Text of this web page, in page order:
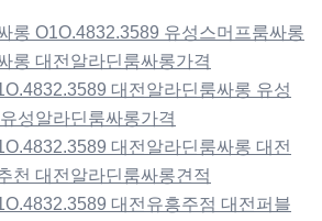
롱 O1O.4832.3589 유성스머프룸싸롱
롱 대전알라딘룸싸롱가격
대전알라딘룸싸롱 유성
성알라딘룸싸롱가격
대전알라딘룸싸롱 대전
천 대전알라딘룸싸롱견적
대전유흥주점 대전퍼블